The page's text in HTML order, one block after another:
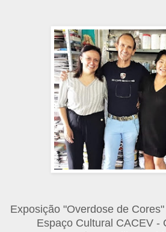
Exposição "Overdose de
Espaço Cultural CACEV -